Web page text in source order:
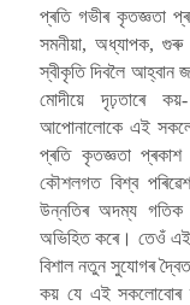
প্ৰতি গভীৰ কৃতজ্ঞতা
সমনীয়া, অধ্যাপক,
স্বীকৃতি দিবলৈ আহ্বান
মোদীয়ে দৃঢ়তাৰে
আপোনালোকে এই
প্ৰতি কৃতজ্ঞতা
কৌশলগত বিশ্ব
উন্নতিৰ অদম্য গতিক
অভিহিত কৰে। তেওঁ
বিশাল নতুন সুযোগৰ
কয় যে এই সকলোবোৰ